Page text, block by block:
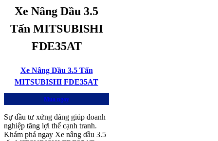
Xe Nâng Dầu 3.5
Tấn MITSUBISHI
FDE35AT
Xe Nâng Dầu 3.5 Tấn
MITSUBISHI FDE35AT
Mua ngay
Sự đầu tư xứng đáng giúp doanh
nghiệp tăng lợi thế cạnh tranh.
Khám phá ngay Xe nâng dầu 3.5